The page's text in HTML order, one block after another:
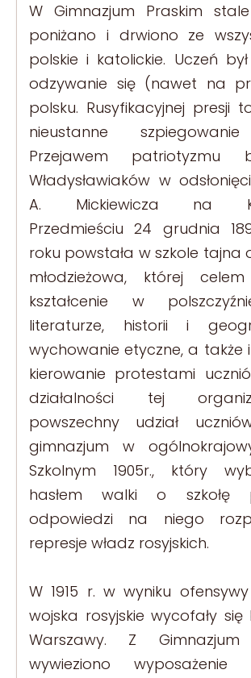
W Gimnazjum Praskim
poniżano i drwiono ze
polskie i katolickie. Uczeń
odzywanie się (nawet na
polsku. Rusyfikacyjnej presji
nieustanne
Przejawem patriotyzmu
Władysławiaków w
A. Mickiewicza na
Przedmieściu 24 grudnia
roku powstała w szkole tajna
młodzieżowa, której
kształcenie w
literaturze, historii i
wychowanie etyczne, a także
kierowanie protestami
działalności tej
powszechny udział
gimnazjum w
Szkolnym 1905r., który
hasłem walki o szkołę
odpowiedzi na niego
represje władz rosyjskich.
W 1915 r. w wyniku ofensywy
wojska rosyjskie wycofały
Warszawy. Z Gimnazjum
wywieziono wyposażenie